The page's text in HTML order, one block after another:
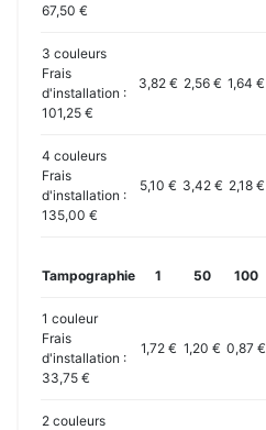
67,50 €
3 couleurs
Frais
d'installation :
101,25 €
3,82 € 2,56 € 1,64 €
4 couleurs
Frais
d'installation :
135,00 €
5,10 € 3,42 € 2,18 €
Tampographie 1 50 100
1 couleur
Frais
d'installation :
33,75 €
1,72 € 1,20 € 0,87 €
2 couleurs